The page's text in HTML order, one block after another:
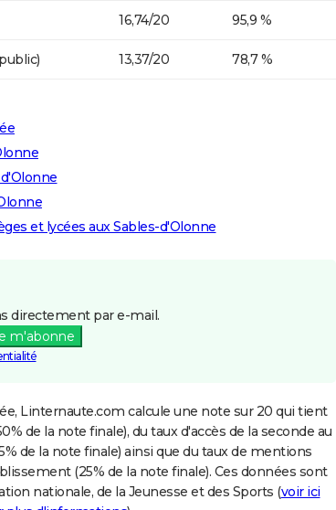
16,74/20 95,9 %
13,37/20 78,7 %
et lycées aux Sables-d'Olonne
directement par e-mail.
m'abonne
Linternaute.com calcule une note sur 20 qui tient
de la note finale), du taux d'accès de la seconde au
de la note finale) ainsi que du taux de mentions
(25% de la note finale). Ces données sont
nationale, de la Jeunesse et des Sports (voir ici